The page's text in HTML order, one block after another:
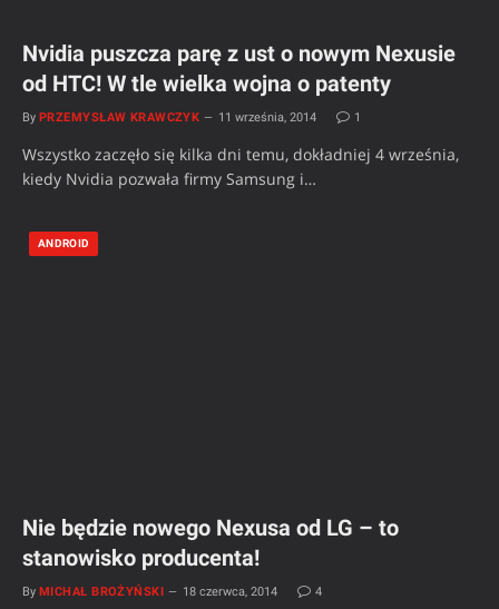
Nvidia puszcza parę z ust o nowym Nexusie
od HTC! W tle wielka wojna o patenty
By PRZEMYSŁAW KRAWCZYK 11 września, 2014 1
Wszystko zaczęło się kilka dni temu, dokładniej 4 września,
kiedy Nvidia pozwała firmy Samsung i…
ANDROID
Nie będzie nowego Nexusa od LG – to
stanowisko producenta!
By MICHAŁ BROŻYŃSKI 18 czerwca, 2014 4